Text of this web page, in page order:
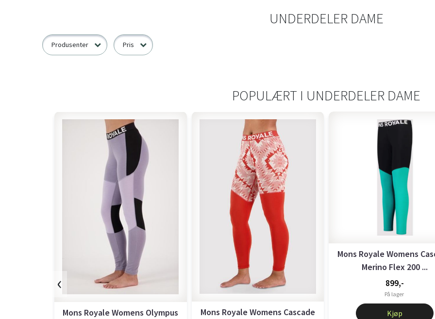
UNDERDELER DAME
Produsenter Pris
POPULÆRT I UNDERDELER DAME
Mons Royale Womens Olympus
Mons Royale Womens Cascade
Mons Royale Womens
Merino Flex 200 ...
899,-
På lager
Kjøp
‹